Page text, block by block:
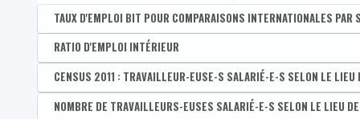
TAUX D'EMPLOI BIT POUR COMPARAISONS INTERNATIONALES PAR
Disponible par :Commune - Arrondissement - Province - Bassin EFE - Zone
Taux d'emploi BIT des 20-64 ans
Taux d'emploi BIT des hommes 20-64 ans
RATIO D'EMPLOI INTÉRIEUR
Disponible par :Commune - Arrondissement - Province - Bassin EFE -
Ratio d'emploi intérieur
CENSUS 2011 : TRAVAILLEUR-EUSE-S SALARIÉ-E-S SELON LE LIEU
Disponible par :Commune - Arrondissement - Province - Bassin EFE -
NOMBRE DE TRAVAILLEURS-EUSES SALARIÉ-E-S SELON LE LIEU